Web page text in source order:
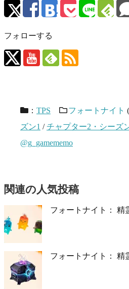
フォローする
： TPS フォートナイト
ズン1 /チャプター2・シーズ
@g_gamememo
関連の人気投稿
フォートナイト： 精
フォートナイト： 精